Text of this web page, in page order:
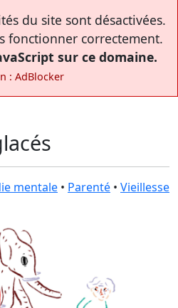
du site sont désactivées.
fonctionner correctement.
sur ce domaine.
: AdBlocker
mentale • Parenté • Vieillesse